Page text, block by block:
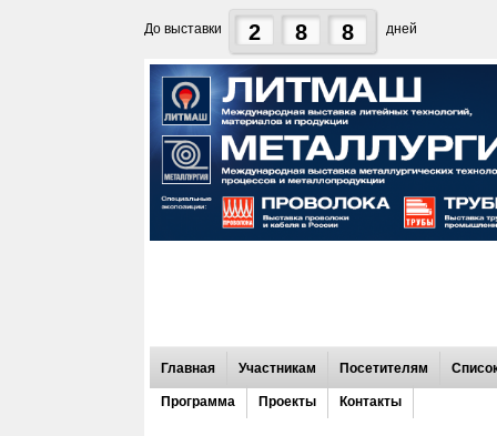
До выставки 2 8 8 дней
Главная Участникам Посетителям
Программа Проекты Контакты